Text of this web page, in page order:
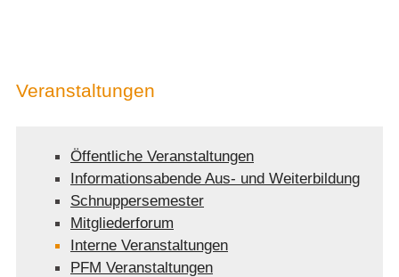
Veranstaltungen
Öffentliche Veranstaltungen
Informationsabende Aus- und Weiterbildung
Schnuppersemester
Mitgliederforum
Interne Veranstaltungen
PFM Veranstaltungen